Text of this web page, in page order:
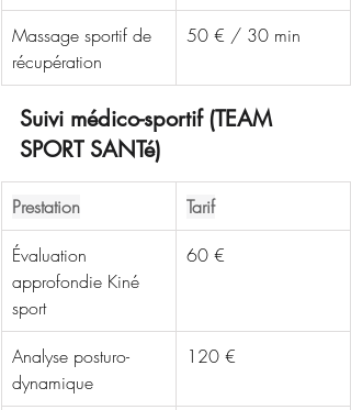
Massage sportif de
récupération
50 € / 30 min
Suivi médico-sportif (TEAM
SPORT SANTé)
Prestation
Tarif
Évaluation
approfondie Kiné
sport
60 €
Analyse posturo-
dynamique
120 €